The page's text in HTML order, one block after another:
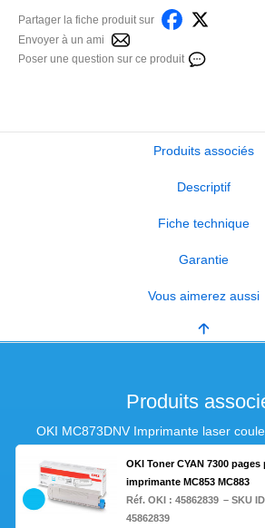
Partager la fiche produit sur
Envoyer à un ami
Poser une question sur ce produit
Produits associés
Descriptif
Fiche technique
Garantie
Vous aimerez aussi
Produits
OKI MC873DNV Imprimante laser
OKI Toner CYAN 7300 pages
imprimante MC853 MC883
Réf. OKI : 45862839 – SKU
45862839